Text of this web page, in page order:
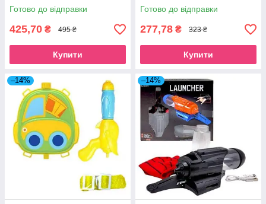
Готово до відправки
425,70 ₴ 495 ₴
Купити
Готово до відправки
277,78 ₴ 323 ₴
Купити
–14% –14%